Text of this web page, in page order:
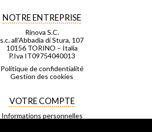
NOTRE ENTREPRISE
Rinova S.C.
s.c. all’Abbadia di Stura, 107
10156 TORINO – Italia
P.Iva IT09754040013
Politique de confidentialité
Gestion des cookies
VOTRE COMPTE
Informations personnelles